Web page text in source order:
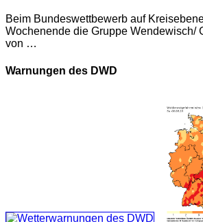
Beim Bundeswettbewerb auf
Wochenende die Gruppe Wendewisch/
von …
Warnungen des DWD